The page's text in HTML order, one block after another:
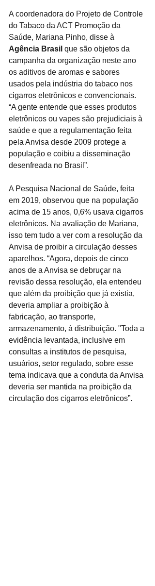
A coordenadora do Projeto de Controle
do Tabaco da ACT Promoção da
Saúde, Mariana Pinho, disse à
Agência Brasil que são objetos da
campanha da organização neste ano
os aditivos de aromas e sabores
usados pela indústria do tabaco nos
cigarros eletrônicos e convencionais.
“A gente entende que esses produtos
eletrônicos ou vapes são prejudiciais à
saúde e que a regulamentação feita
pela Anvisa desde 2009 protege a
população e coibiu a disseminação
desenfreada no Brasil”.
A Pesquisa Nacional de Saúde, feita
em 2019, observou que na população
acima de 15 anos, 0,6% usava cigarros
eletrônicos. Na avaliação de Mariana,
isso tem tudo a ver com a resolução da
Anvisa de proibir a circulação desses
aparelhos. “Agora, depois de cinco
anos de a Anvisa se debruçar na
revisão dessa resolução, ela entendeu
que além da proibição que já existia,
deveria ampliar a proibição à
fabricação, ao transporte,
armazenamento, à distribuição. "Toda a
evidência levantada, inclusive em
consultas a institutos de pesquisa,
usuários, setor regulado, sobre esse
tema indicava que a conduta da Anvisa
deveria ser mantida na proibição da
circulação dos cigarros eletrônicos”.